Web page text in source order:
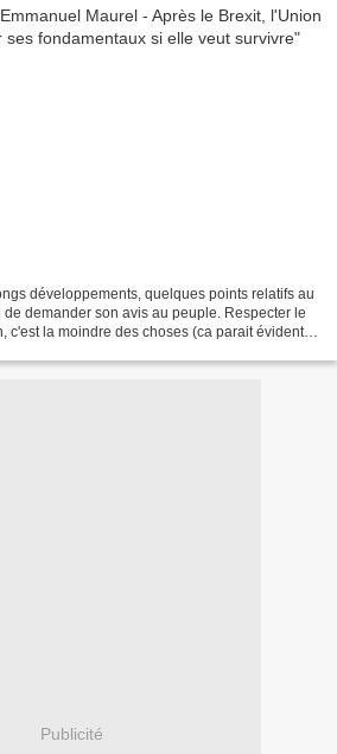
développements, quelques points relatifs au
de demander son avis au peuple. Respecter le
c'est la moindre des choses (ca parait évident
Publicité